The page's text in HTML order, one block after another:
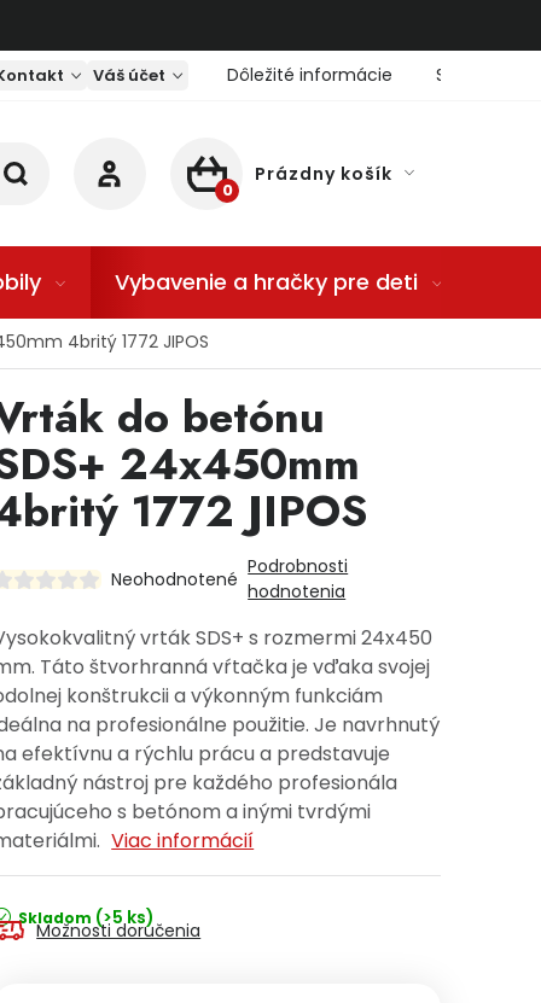
Váš účet Dôležité informácie Servis
NÁKUPNÝ KOŠÍK
Prázdny košík
Vybavenie a hračky pre deti
4britý 1772 JIPOS
do betónu
24x450mm
1772 JIPOS
Neohodnotené
Podrobnosti
hodnotenia
vrták SDS+ s rozmermi 24x450
Táto štvorhranná vŕtačka je vďaka svojej
konštrukcii a výkonným funkciám
na profesionálne použitie. Je navrhnutý
efektívnu a rýchlu prácu a predstavuje
nástroj pre každého profesionála
s betónom a inými tvrdými
Viac informácií
Skladom (>5 ks)
Možnosti doručenia